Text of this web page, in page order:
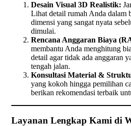
Desain Visual 3D Realistik:
Lihat detail rumah Anda dalam
dimensi yang sangat nyata
dimulai.
Rencana Anggaran Biaya
membantu Anda menghitung
detail agar tidak ada anggaran
tengah jalan.
Konsultasi Material &
yang kokoh hingga pemilihan
berikan rekomendasi terbaik
Layanan Lengkap Kami di